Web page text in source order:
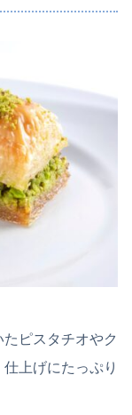
ピスタチオやク
上げにたっぷり